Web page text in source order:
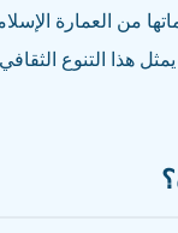
من العمارة
هذا التنوع